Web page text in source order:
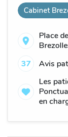
Cabinet
Place
37
Avis
Les
en